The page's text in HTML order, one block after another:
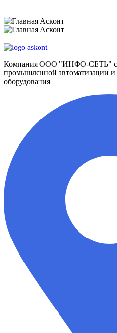
Компания ООО "ИНФО-СЕТЬ"
промышленной автоматизации и
оборудования